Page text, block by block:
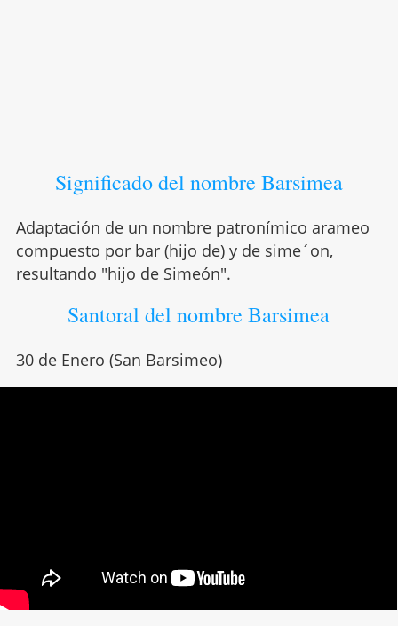
Significado del nombre Barsimea
Adaptación de un nombre patronímico arameo
compuesto por bar (hijo de) y de sime´on,
resultando "hijo de Simeón".
Santoral del nombre Barsimea
30 de Enero (San Barsimeo)